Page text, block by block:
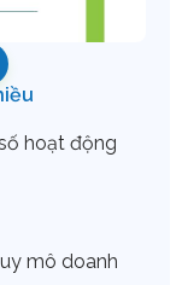
hoạt động
mô doanh